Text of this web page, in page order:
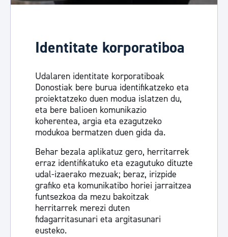
Identitate korporatiboa
Udalaren identitate korporatiboak
Donostiak bere burua identifikatzeko eta
proiektatzeko duen modua islatzen du,
eta bere balioen komunikazio
koherentea, argia eta ezagutzeko
modukoa bermatzen duen gida da.
Behar bezala aplikatuz gero, herritarrek
erraz identifikatuko eta ezagutuko dituzte
udal-izaerako mezuak; beraz, irizpide
grafiko eta komunikatibo horiei jarraitzea
funtsezkoa da mezu bakoitzak
herritarrek merezi duten
fidagarritasunari eta argitasunari
eusteko.